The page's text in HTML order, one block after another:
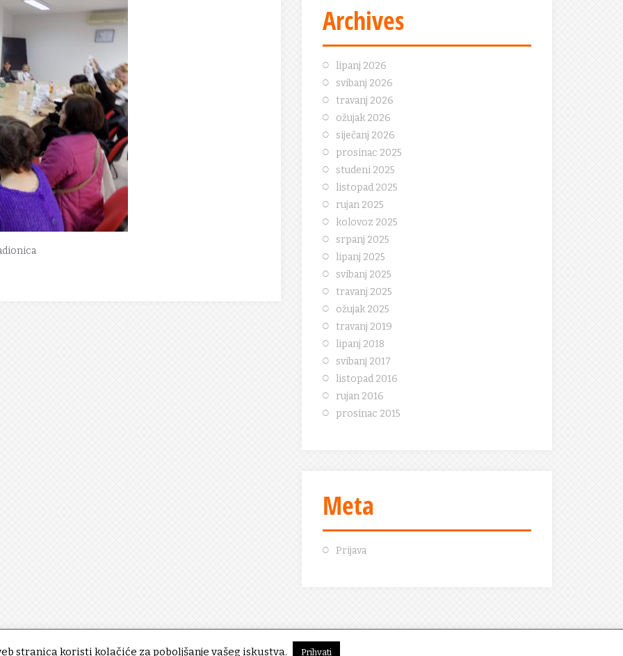
Archives
lipanj 2026
svibanj 2026
travanj 2026
ožujak 2026
siječanj 2026
prosinac 2025
studeni 2025
listopad 2025
rujan 2025
kolovoz 2025
srpanj 2025
lipanj 2025
svibanj 2025
travanj 2025
ožujak 2025
travanj 2019
lipanj 2018
svibanj 2017
listopad 2016
rujan 2016
prosinac 2015
Meta
Prijava
stranica koristi kolačiće za poboljšanje vašeg iskustva. Prihvati